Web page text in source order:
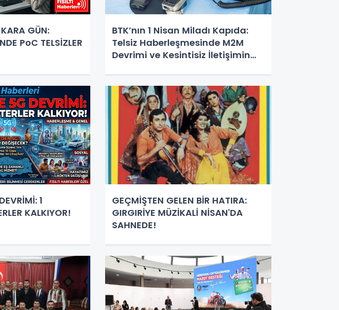
GÜN:
PoC TELSİZLER
BTK’nın 1 Nisan Miladı Kapıda:
Telsiz Haberleşmesinde M2M
Devrimi ve Kesintisiz İletişimin
1
KALKIYOR!
GEÇMİŞTEN GELEN BİR HATIRA:
GIRGIRİYE MÜZİKALİ NİSAN'DA
SAHNEDE!